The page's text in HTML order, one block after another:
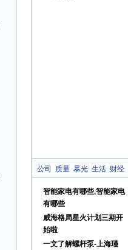
公司 质量 暴光 生活 财经
智能家电有哪些,智能家电
有哪些
威海格局星火计划三期开
始啦
一文了解螺杆泵-上海瑾